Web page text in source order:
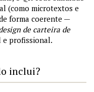
(como microtextos e
forma coerente —
de carteira de
profissional.
inclui?